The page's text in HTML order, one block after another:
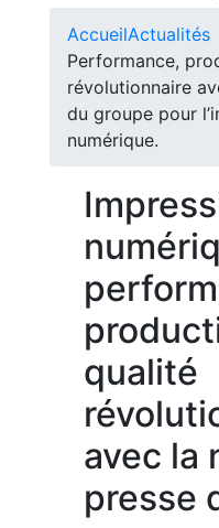
AccueilActualités
Performance,
révolutionnaire
du groupe pour
numérique.
qualité
avec la
presse